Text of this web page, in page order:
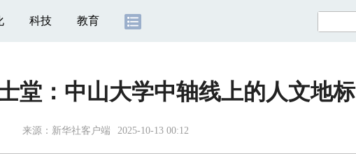
科技 教育
堂：中山大学中轴线上的人文地标
来源： 新华社客户端 2025-10-13 00:12